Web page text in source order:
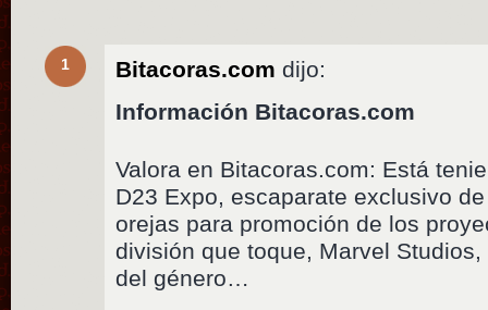
1 Bitacoras.com dijo:
Información Bitacoras.com
Valora en Bitacoras.com: Está
D23 Expo, escaparate exclusivo
orejas para promoción de los
división que toque, Marvel
del género…